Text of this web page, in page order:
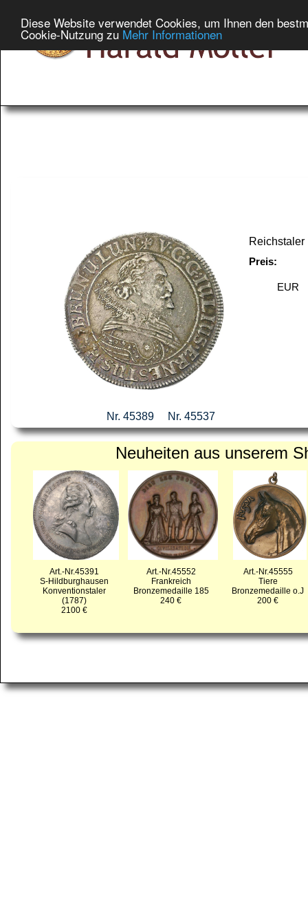
Diese Website verwendet Cookies, um Ihnen den
Cookie-Nutzung zu Mehr Informationen
Reichstaler
Preis:
EUR
Nr. 45389 Nr. 45537
Neuheiten aus unserem
Art.-Nr.45391
S-Hildburghausen
Konventionstaler
(1787)
2100 €
Art.-Nr.45552
Frankreich
Bronzemedaille 185
240 €
Art.-Nr.45555
Tiere
Bronzemedaille o.J
200 €